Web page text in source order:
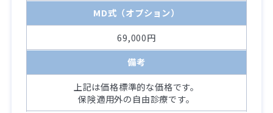
MD式（オプション）
69,000円
備考
上記は価格標準的な価格です。
保険適用外の自由診療です。